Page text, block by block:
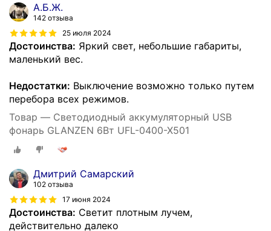
А.Б.Ж.
142 отзыва
25 июля 2024
Достоинства: Яркий свет, небольшие габариты,
маленький вес.
Недостатки: Выключение возможно только путем
перебора всех режимов.
Товар — Светодиодный аккумуляторный USB
фонарь GLANZEN 6Вт UFL-0400-X501
Дмитрий Самарский
102 отзыва
17 июня 2024
Достоинства: Светит плотным лучем,
действительно далеко